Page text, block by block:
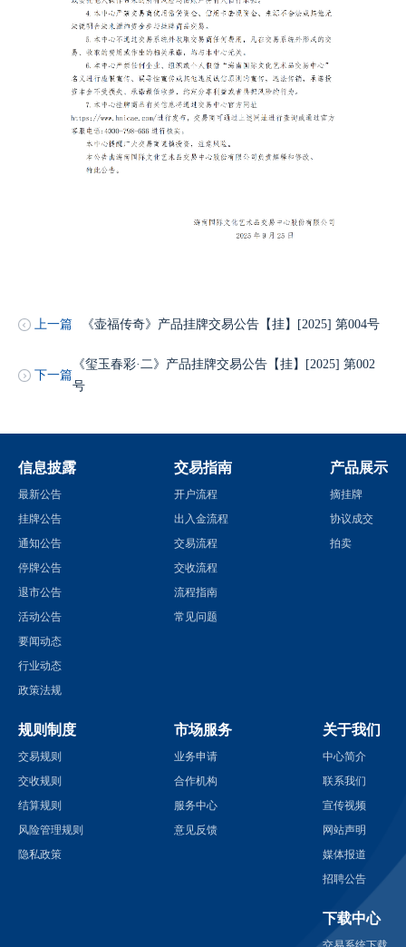
上一篇 《壶福传奇》产品挂牌交易公告【挂】[2025] 第004号
下一篇
《玺玉春彩·二》产品挂牌交易公告【挂】[2025] 第002
号
信息披露
最新公告
挂牌公告
通知公告
停牌公告
退市公告
活动公告
要闻动态
行业动态
政策法规
交易指南
开户流程
出入金流程
交易流程
交收流程
流程指南
常见问题
产品展示
摘挂牌
协议成交
拍卖
规则制度
交易规则
交收规则
结算规则
风险管理规则
隐私政策
市场服务
业务申请
合作机构
服务中心
意见反馈
关于我们
中心简介
联系我们
宣传视频
网站声明
媒体报道
招聘公告
下载中心